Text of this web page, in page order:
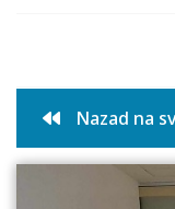
Nazad na